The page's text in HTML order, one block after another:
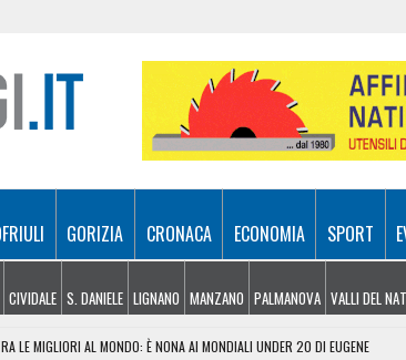
GORIZIA CRONACA ECONOMIA SPORT
CIVIDALE S. DANIELE LIGNANO MANZANO PALMANOVA VALLI DEL
LE MIGLIORI AL MONDO: È NONA AI MONDIALI UNDER 20 DI EUGENE